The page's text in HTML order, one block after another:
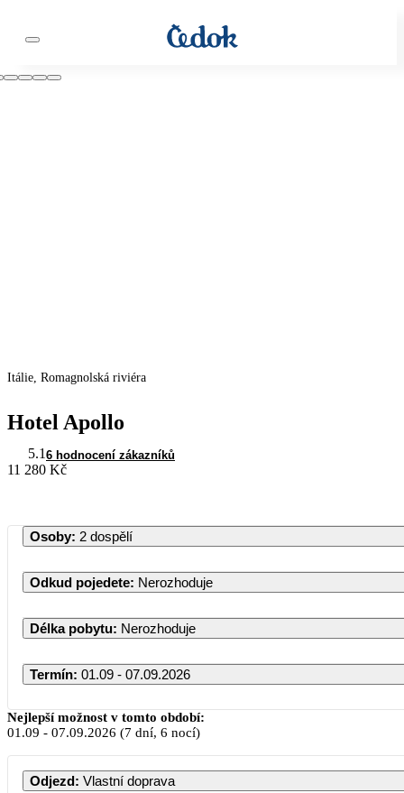
Itálie, Romagnolská riviéra
Hotel Apollo
5.1 6 hodnocení zákazníků
11 280 Kč
Osoby: 2 dospělí
Odkud pojedete: Nerozhoduje
Délka pobytu: Nerozhoduje
Termín: 01.09 - 07.09.2026
Září 2026
PO ÚT ST ČT PÁ SO
Nejlepší možnost v tomto období:
01.09 - 07.09.2026 (7 dní, 6 nocí)
Odjezd: Vlastní doprava